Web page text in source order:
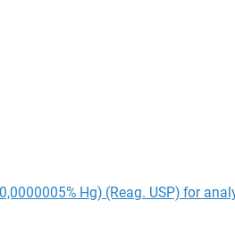
Hg) (Reag. USP) for